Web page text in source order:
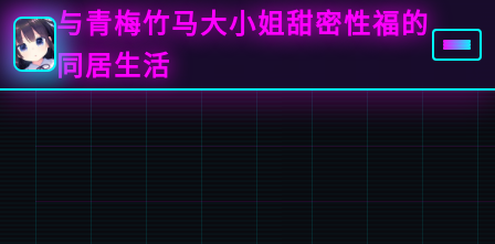
与青梅竹马大小姐甜密性福的
同居生活